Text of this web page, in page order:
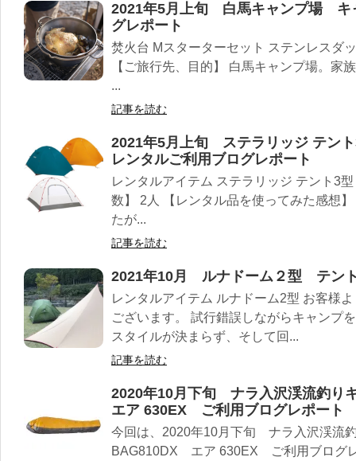
2021年5月上旬 白馬キャンプ場 キ
グレポート
焚火台 Mスターターセット ステンレスダ
【ご旅行先、目的】 白馬キャンプ場。家
...
記事を読む
2021年5月上旬 ステラリッジ テン
レンタルご利用ブログレポート
レンタルアイテム ステラリッジ テント3
数】 2人 【レンタル品を使ってみた感想
たが...
記事を読む
2021年10月 ルナドーム２型 テン
レンタルアイテム ルナドーム2型 お客様
ございます。 試行錯誤しながらキャンプ
スタイルが決まらず、そして回...
記事を読む
2020年10月下旬 ナラ入沢渓流釣
エア 630EX ご利用ブログレポート
今回は、2020年10月下旬 ナラ入沢渓流
BAG810DX エア 630EX ご利用ブログ